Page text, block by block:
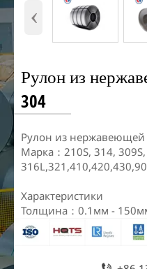
‹
Рулон из
304
​Рулон из нержавеющей
Марка：210S, 314,
Характеристики
Толщина：0.1мм -